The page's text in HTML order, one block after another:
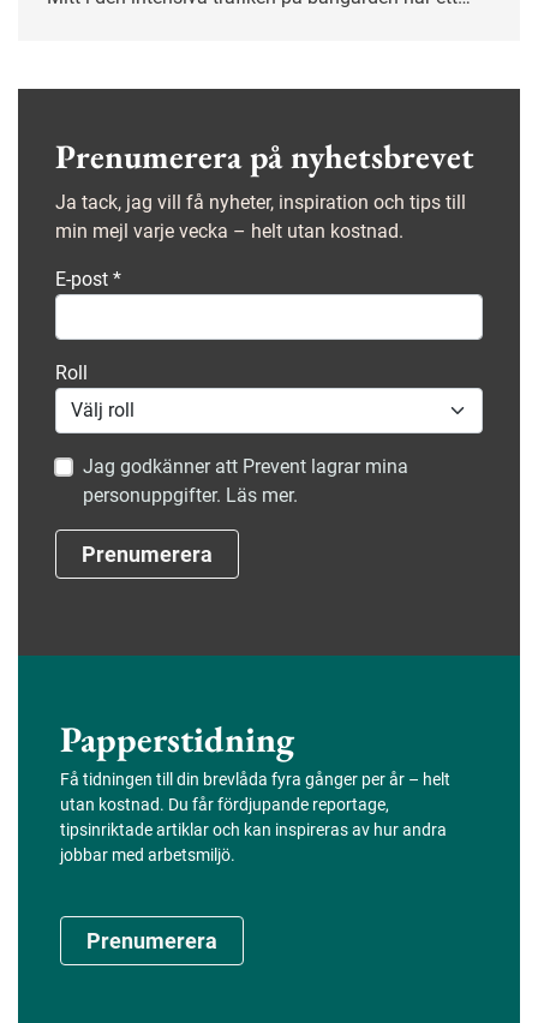
Prenumerera på nyhetsbrevet
Ja tack, jag vill få nyheter, inspiration och tips till
min mejl varje vecka – helt utan kostnad.
E-post *
Roll
Jag godkänner att Prevent lagrar mina
personuppgifter. Läs mer.
Prenumerera
Papperstidning
Få tidningen till din brevlåda fyra gånger per år – helt
utan kostnad. Du får fördjupande reportage,
tipsinriktade artiklar och kan inspireras av hur andra
jobbar med arbetsmiljö.
Prenumerera